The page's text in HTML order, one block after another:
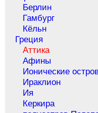
Берлин
Гамбург
Кёльн
Греция
Аттика
Афины
Ионические
Ираклион
Ия
Керкира